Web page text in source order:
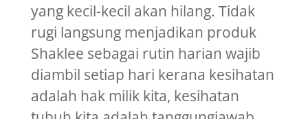
yang kecil-kecil akan hilang. Tidak
rugi langsung menjadikan produk
Shaklee sebagai rutin harian wajib
diambil setiap hari kerana kesihatan
adalah hak milik kita, kesihatan